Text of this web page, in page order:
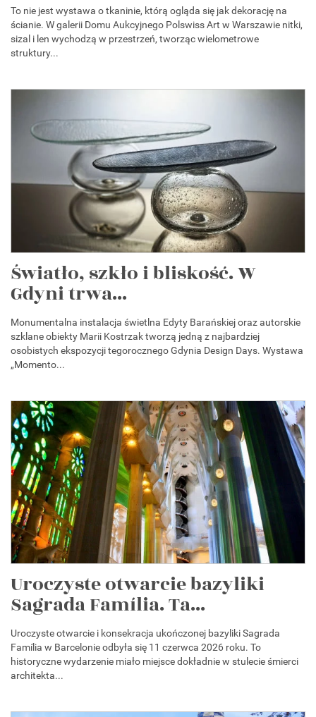
To nie jest wystawa o tkaninie, którą ogląda się jak dekorację na
ścianie. W galerii Domu Aukcyjnego Polswiss Art w Warszawie nitki,
sizal i len wychodzą w przestrzeń, tworząc wielometrowe
struktury...
Światło, szkło i bliskość. W
Gdyni trwa...
Monumentalna instalacja świetlna Edyty Barańskiej oraz autorskie
szklane obiekty Marii Kostrzak tworzą jedną z najbardziej
osobistych ekspozycji tegorocznego Gdynia Design Days. Wystawa
„Momento...
Uroczyste otwarcie bazyliki
Sagrada Família. Ta...
Uroczyste otwarcie i konsekracja ukończonej bazyliki Sagrada
Família w Barcelonie odbyła się 11 czerwca 2026 roku. To
historyczne wydarzenie miało miejsce dokładnie w stulecie śmierci
architekta...